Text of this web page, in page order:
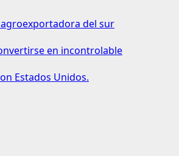
del sur
en incontrolable
Estados Unidos.